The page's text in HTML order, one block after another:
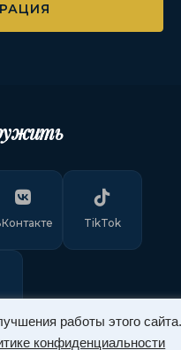
работы этого сайта.
конфиденциальности
TikTok